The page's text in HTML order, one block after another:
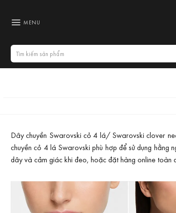
dung
MENU
Tìm
kiếm:
Dây chuyền Swarovski cỏ 4 lá/ Swarovski clover
chuyền cỏ 4 lá Swarovski phù hợp để sử dụng hằng
dây và cảm giác khi đeo, hoặc đặt hàng online toàn